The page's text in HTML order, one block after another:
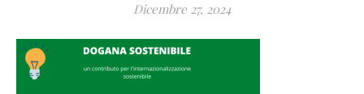
Dicembre 27, 2024